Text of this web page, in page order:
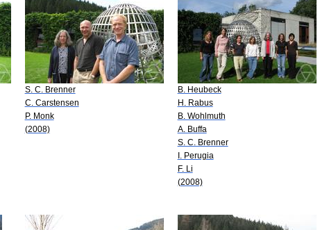
S. C. Brenner
C. Carstensen
P. Monk
(2008)
B. Heubeck
H. Rabus
B. Wohlmuth
A. Buffa
S. C. Brenner
I. Perugia
F. Li
(2008)